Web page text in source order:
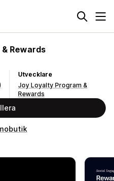
Rewards
Utvecklare
Joy Loyalty Program &
Rewards